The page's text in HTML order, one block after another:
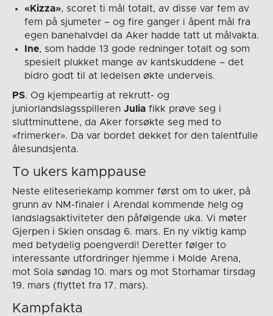
«Kizza», scoret ti mål totalt, av disse var fem av
fem på sjumeter – og fire ganger i åpent mål fra
egen banehalvdel da Aker hadde tatt ut målvakta.
Ine, som hadde 13 gode redninger totalt og som
spesielt plukket mange av kantskuddene – det
bidro godt til at ledelsen økte underveis.
PS. Og kjempeartig at rekrutt- og
juniorlandslagsspilleren Juliafikk prøve seg i
sluttminuttene, da Aker forsøkte seg med to
«frimerker». Da var bordet dekket for den talentfulle
ålesundsjenta.
To ukers kamppause
Neste eliteseriekamp kommer først om to uker, på
grunn av NM-finaler i Arendal kommende helg og
landslagsaktiviteter den påfølgende uka. Vi møter
Gjerpen i Skien onsdag 6. mars. En ny viktig kamp
med betydelig poengverdi! Deretter følger to
interessante utfordringer hjemme i Molde Arena,
mot Sola søndag 10. mars og mot Storhamar tirsdag
19. mars (flyttet fra 17. mars).
Kampfakta